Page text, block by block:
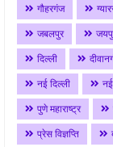
गौहरगंज
जबलपुर
दिल्ली
नई दिल्ली
पुणे महाराष्ट्र
प्रेस विज्ञप्ति